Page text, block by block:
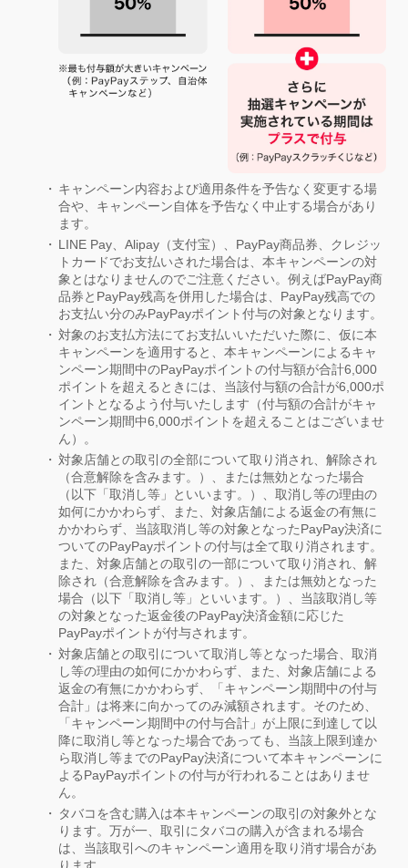
キャンペーン内容および適用条件を予告なく変更する場
合や、キャンペーン自体を予告なく中止する場合があり
ます。
LINE Pay、Alipay（支付宝）、PayPay商品券、クレジッ
トカードでお支払いされた場合は、本キャンペーンの対
象とはなりませんのでご注意ください。例えばPayPay商
品券とPayPay残高を併用した場合は、PayPay残高での
お支払い分のみPayPayポイント付与の対象となります。
対象のお支払方法にてお支払いいただいた際に、仮に本
キャンペーンを適用すると、本キャンペーンによるキャ
ンペーン期間中のPayPayポイントの付与額が合計6,000
ポイントを超えるときには、当該付与額の合計が6,000ポ
イントとなるよう付与いたします（付与額の合計がキャ
ンペーン期間中6,000ポイントを超えることはございませ
ん）。
対象店舗との取引の全部について取り消され、解除され
（合意解除を含みます。）、または無効となった場合
（以下「取消し等」といいます。）、取消し等の理由の
如何にかかわらず、また、対象店舗による返金の有無に
かかわらず、当該取消し等の対象となったPayPay決済に
ついてのPayPayポイントの付与は全て取り消されます。
また、対象店舗との取引の一部について取り消され、解
除され（合意解除を含みます。）、または無効となった
場合（以下「取消し等」といいます。）、当該取消し等
の対象となった返金後のPayPay決済金額に応じた
PayPayポイントが付与されます。
対象店舗との取引について取消し等となった場合、取消
し等の理由の如何にかかわらず、また、対象店舗による
返金の有無にかかわらず、「キャンペーン期間中の付与
合計」は将来に向かってのみ減額されます。そのため、
「キャンペーン期間中の付与合計」が上限に到達して以
降に取消し等となった場合であっても、当該上限到達か
ら取消し等までのPayPay決済について本キャンペーンに
よるPayPayポイントの付与が行われることはありませ
ん。
タバコを含む購入は本キャンペーンの取引の対象外とな
ります。万が一、取引にタバコの購入が含まれる場合
は、当該取引へのキャンペーン適用を取り消す場合があ